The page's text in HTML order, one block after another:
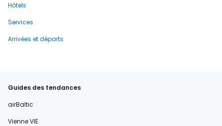
Hôtels
Services
Arrivées et départs
Guides des tendances
airBaltic
Vienne VIE